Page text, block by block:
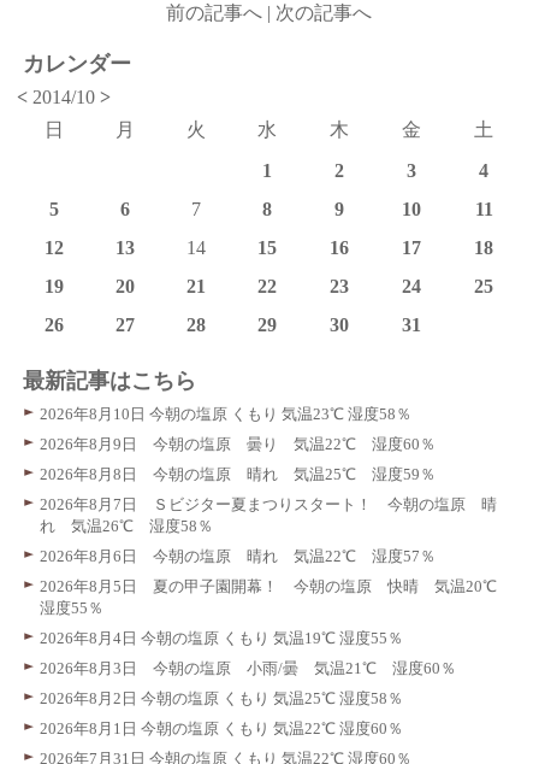
前の記事へ | 次の記事へ
カレンダー
< 2014/10>
日
月 火 水 木 金
土
1
2 3
4
5
6 7 8 9 10
11
12
13 14 15 16 17
18
19
20 21 22 23 24
25
26
27 28 29 30 31
最新記事はこちら
2026年8月10日 今朝の塩原 くもり 気温23℃ 湿度58％
2026年8月9日 今朝の塩原 曇り 気温22℃ 湿度60％
2026年8月8日 今朝の塩原 晴れ 気温25℃ 湿度59％
2026年8月7日 Ｓビジター夏まつりスタート！ 今朝の塩原 晴
れ 気温26℃ 湿度58％
2026年8月6日 今朝の塩原 晴れ 気温22℃ 湿度57％
2026年8月5日 夏の甲子園開幕！ 今朝の塩原 快晴 気温20℃
湿度55％
2026年8月4日 今朝の塩原 くもり 気温19℃ 湿度55％
2026年8月3日 今朝の塩原 小雨/曇 気温21℃ 湿度60％
2026年8月2日 今朝の塩原 くもり 気温25℃ 湿度58％
2026年8月1日 今朝の塩原 くもり 気温22℃ 湿度60％
2026年7月31日 今朝の塩原 くもり 気温22℃ 湿度60％